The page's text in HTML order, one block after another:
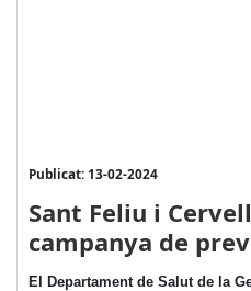
Publicat: 13-02-2024
Sant Feliu i
campanya de
El Departament de Salut de la